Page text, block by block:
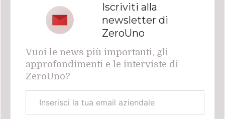
Iscriviti alla
newsletter di
ZeroUno
Vuoi le news più importanti, gli
approfondimenti e le interviste di
ZeroUno?
aziendale